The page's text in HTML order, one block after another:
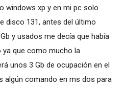
windows xp y en mi pc solo
disco 131, antes del último
y usados me decía que había
ya que como mucho la
unos 3 Gb de ocupación en el
algún comando en ms dos para